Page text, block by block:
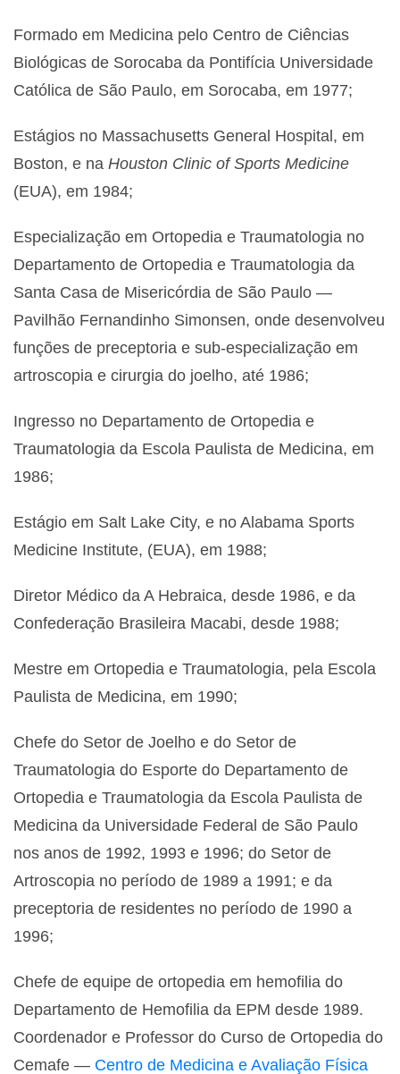
Formado em Medicina pelo Centro de Ciências
Biológicas de Sorocaba da Pontifícia Universidade
Católica de São Paulo, em Sorocaba, em 1977;
Estágios no Massachusetts General Hospital, em
Boston, e na Houston Clinic of Sports Medicine
(EUA), em 1984;
Especialização em Ortopedia e Traumatologia no
Departamento de Ortopedia e Traumatologia da
Santa Casa de Misericórdia de São Paulo —
Pavilhão Fernandinho Simonsen, onde desenvolveu
funções de preceptoria e sub-especialização em
artroscopia e cirurgia do joelho, até 1986;
Ingresso no Departamento de Ortopedia e
Traumatologia da Escola Paulista de Medicina, em
1986;
Estágio em Salt Lake City, e no Alabama Sports
Medicine Institute, (EUA), em 1988;
Diretor Médico da A Hebraica, desde 1986, e da
Confederação Brasileira Macabi, desde 1988;
Mestre em Ortopedia e Traumatologia, pela Escola
Paulista de Medicina, em 1990;
Chefe do Setor de Joelho e do Setor de
Traumatologia do Esporte do Departamento de
Ortopedia e Traumatologia da Escola Paulista de
Medicina da Universidade Federal de São Paulo
nos anos de 1992, 1993 e 1996; do Setor de
Artroscopia no período de 1989 a 1991; e da
preceptoria de residentes no período de 1990 a
1996;
Chefe de equipe de ortopedia em hemofilia do
Departamento de Hemofilia da EPM desde 1989.
Coordenador e Professor do Curso de Ortopedia do
Cemafe — Centro de Medicina e Avaliação Física